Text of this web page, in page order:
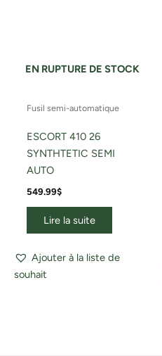
EN RUPTURE DE STOCK
Fusil semi-automatique
ESCORT 410 26
SYNTHTETIC SEMI
AUTO
549.99$
Lire la suite
Ajouter à la liste de
souhait